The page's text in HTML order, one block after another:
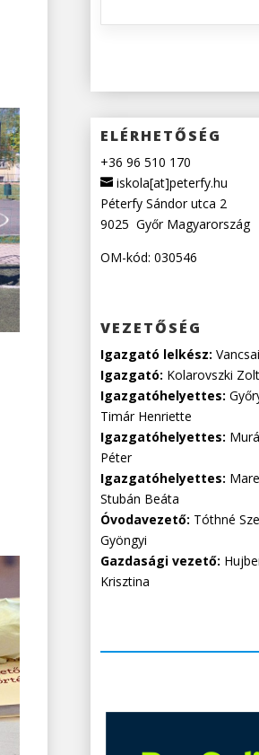
ELÉRHETŐSÉG
+36 96 510 170
iskola[at]peterfy.hu
Péterfy Sándor utca 2
9025 Győr Magyarország
OM-kód: 030546
VEZETŐSÉG
Igazgató lelkész:
Igazgató: Kolarovszki
Igazgatóhelyettes:
Timár Henriette
Igazgatóhelyettes:
Péter
Igazgatóhelyettes:
Stubán Beáta
Óvodavezető: Tóthné
Gyöngyi
Gazdasági vezető:
Krisztina